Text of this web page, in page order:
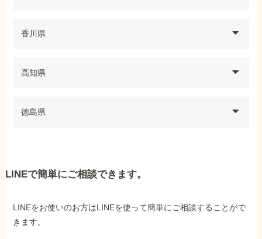
香川県
高知県
徳島県
LINEで簡単にご相談できます。
LINEをお使いのお方はLINEを使って簡単にご相談することがで
きます。